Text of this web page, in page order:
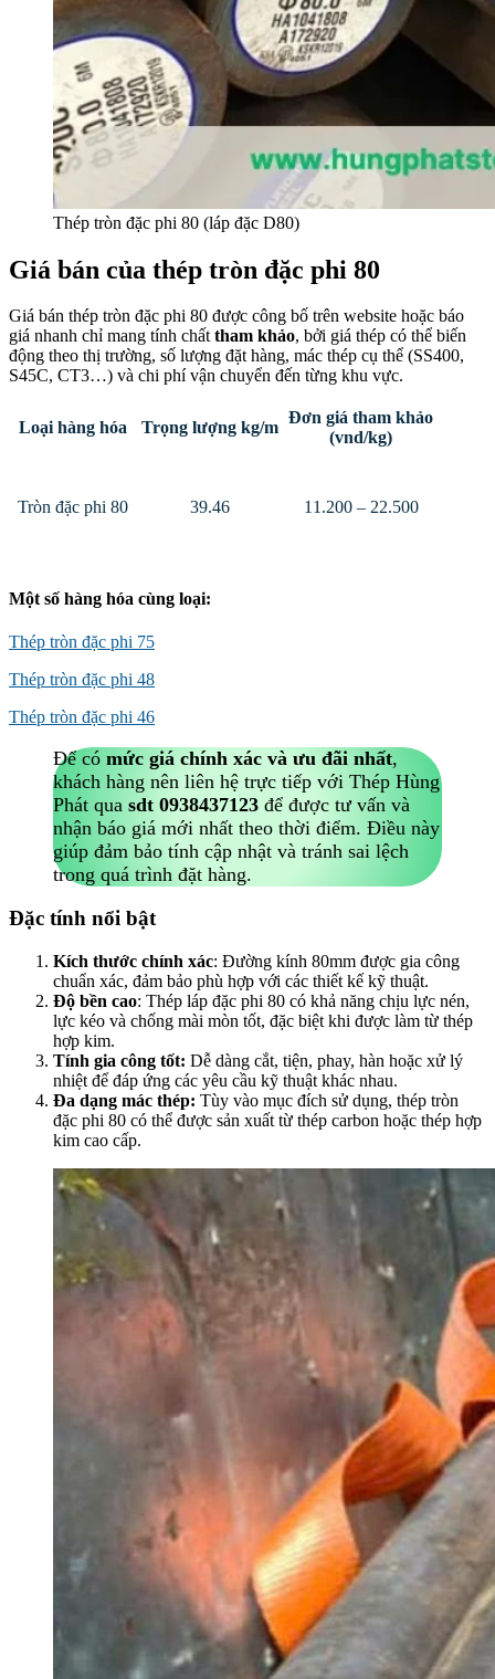
Thép tròn đặc phi 80 (láp đặc D80)
Giá bán của thép tròn đặc phi 80
Giá bán thép tròn đặc phi 80 được công bố trên website hoặc báo
giá nhanh chỉ mang tính chấttham khảo, bởi giá thép có thể biến
động theo thị trường, số lượng đặt hàng, mác thép cụ thể (SS400,
S45C, CT3…) và chi phí vận chuyển đến từng khu vực.
Loại hàng hóa Trọng lượng kg/m
Đơn giá tham khảo
(vnd/kg)
Tròn đặc phi 80 39.46 11.200 – 22.500
Một số hàng hóa cùng loại:
Thép tròn đặc phi 75
Thép tròn đặc phi 48
Thép tròn đặc phi 46
Để có mức giá chính xác và ưu đãi nhất,
khách hàng nên liên hệ trực tiếp với Thép Hùng
Phát qua sdt 0938437123 để được tư vấn và
nhận báo giá mới nhất theo thời điểm. Điều này
giúp đảm bảo tính cập nhật và tránh sai lệch
trong quá trình đặt hàng.
Đặc tính nổi bật
Kích thước chính xác: Đường kính 80mm được gia công
chuẩn xác, đảm bảo phù hợp với các thiết kế kỹ thuật.
Độ bền cao: Thép láp đặc phi 80 có khả năng chịu lực nén,
lực kéo và chống mài mòn tốt, đặc biệt khi được làm từ thép
hợp kim.
Tính gia công tốt: Dễ dàng cắt, tiện, phay, hàn hoặc xử lý
nhiệt để đáp ứng các yêu cầu kỹ thuật khác nhau.
Đa dạng mác thép: Tùy vào mục đích sử dụng, thép tròn
đặc phi 80 có thể được sản xuất từ thép carbon hoặc thép hợp
kim cao cấp.